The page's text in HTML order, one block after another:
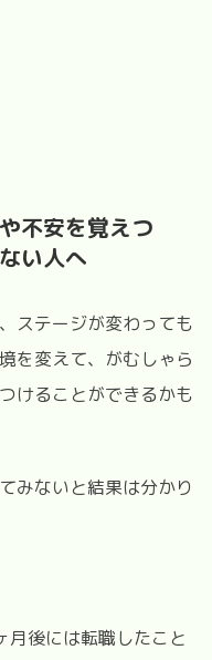
不安を覚えつ
い人へ
ステージが変わっても
を変えて、がむしゃら
けることができるかも
みないと結果は分かり
月後には転職したこと